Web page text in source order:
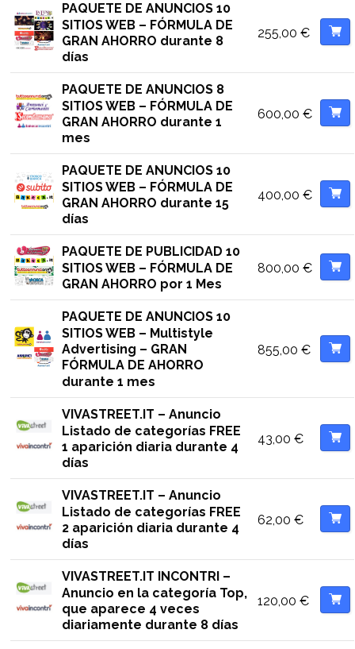
PAQUETE DE ANUNCIOS 10
SITIOS WEB – FÓRMULA DE
GRAN AHORRO durante 8
días
255,00 €
PAQUETE DE ANUNCIOS 8
SITIOS WEB – FÓRMULA DE
GRAN AHORRO durante 1
mes
600,00 €
PAQUETE DE ANUNCIOS 10
SITIOS WEB – FÓRMULA DE
GRAN AHORRO durante 15
días
400,00 €
PAQUETE DE PUBLICIDAD 10
SITIOS WEB – FÓRMULA DE
GRAN AHORRO por 1 Mes
800,00 €
PAQUETE DE ANUNCIOS 10
SITIOS WEB – Multistyle
Advertising – GRAN
FÓRMULA DE AHORRO
durante 1 mes
855,00 €
VIVASTREET.IT – Anuncio
Listado de categorías FREE
1 aparición diaria durante 4
días
43,00 €
VIVASTREET.IT – Anuncio
Listado de categorías FREE
2 aparición diaria durante 4
días
62,00 €
VIVASTREET.IT INCONTRI –
Anuncio en la categoría Top,
que aparece 4 veces
diariamente durante 8 días
120,00 €